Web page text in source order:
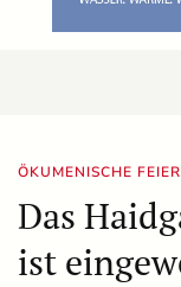
ÖKUMENISCHE
Das
ist